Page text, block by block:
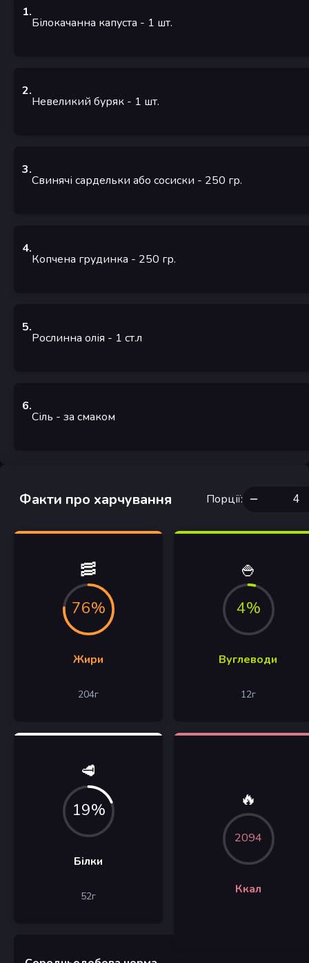
1.
Білокачанна капуста - 1 шт.
2.
Невеликий буряк - 1 шт.
3.
Свинячі сардельки або сосиски - 250 гр.
4.
Копчена грудинка - 250 гр.
5.
Рослинна олія - 1 ст.л
6.
Сіль - за смаком
Факти про харчування Порції:
🥓
76%
Жири
204г
🍚
4%
Вуглеводи
12г
🥩
19%
Білки
52г
🔥
2094
Ккал